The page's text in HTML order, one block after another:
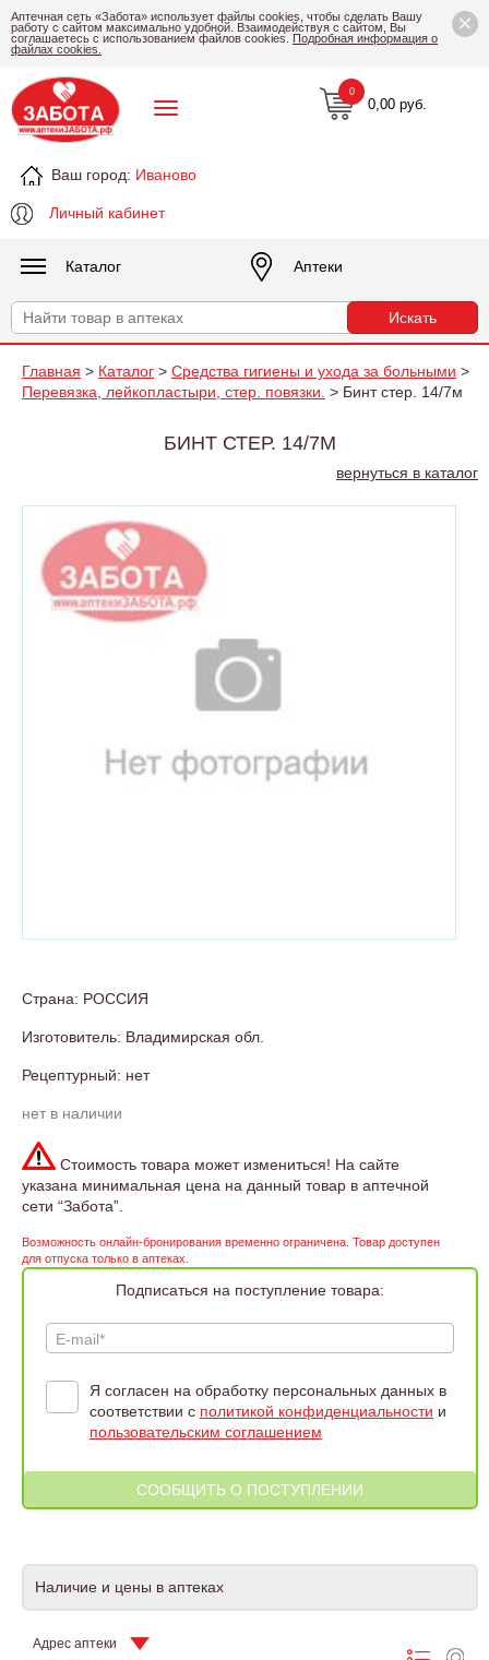
×
Аптечная сеть «Забота» использует файлы cookies, чтобы сделать Вашу
работу с сайтом максимально удобной. Взаимодействуя с сайтом, Вы
соглашаетесь с использованием файлов cookies. Подробная информация о
файлах cookies.
Ваш город: Иваново
Личный кабинет
0,00 руб.
0
Каталог Аптеки
Главная > Каталог > Средства гигиены и ухода за больными >
Перевязка, лейкопластыри, стер. повязки. > Бинт стер. 14/7м
БИНТ СТЕР. 14/7М
вернуться в каталог
Страна: РОССИЯ
Изготовитель: Владимирская обл.
Рецептурный: нет
нет в наличии
Стоимость товара может измениться! На сайте
указана минимальная цена на данный товар в аптечной
сети “Забота”.
Возможность онлайн-бронирования временно ограничена. Товар доступен
для отпуска только в аптеках.
Подписаться на поступление товара:
E-mail*
Я согласен на обработку персональных данных в
соответствии с политикой конфиденциальности и
пользовательским соглашением
Наличие и цены в аптеках
Адрес аптеки